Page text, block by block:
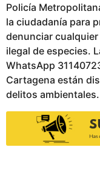
Policía
la ciudadanía para
denunciar
ilegal de especies.
WhatsApp
Cartagena están
delitos ambientales.